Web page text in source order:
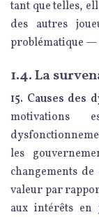
tant que telles,
des autres
problématique —
1.4. La
15. Causes des
motivations
les
changements
valeur par
aux intérêts en